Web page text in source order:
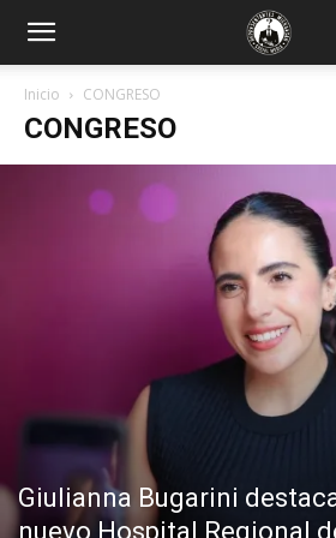
Inicio CONGRESO
CONGRESO
Giulianna Bugarini
nuevo Hospital Regional